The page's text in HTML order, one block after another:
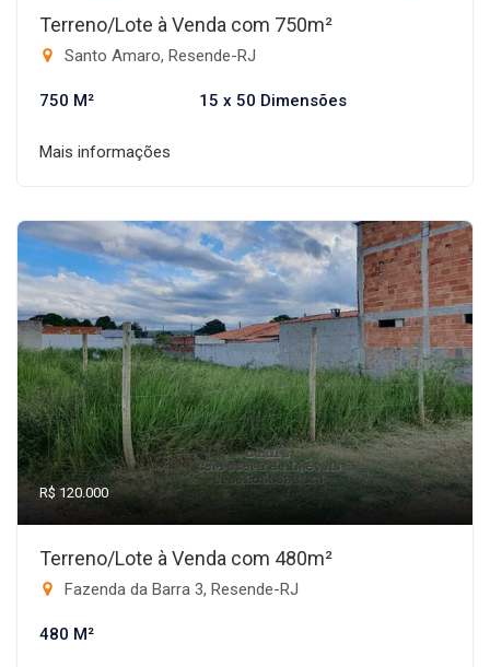
Terreno/Lote à Venda com 750m²
Santo Amaro, Resende-RJ
750 M² 15 x 50 Dimensões
Mais informações
R$ 120.000
Terreno/Lote à Venda com 480m²
Fazenda da Barra 3, Resende-RJ
480 M²